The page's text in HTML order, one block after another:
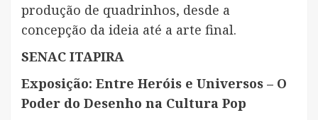
produção de quadrinhos, desde a
concepção da ideia até a arte final.
SENAC ITAPIRA
Exposição: Entre Heróis e Universos – O
Poder do Desenho na Cultura Pop